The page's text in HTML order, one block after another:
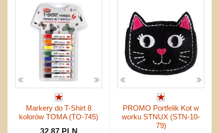
Markery do T-Shirt 8
kolorów TOMA (TO-745)
32.87 PLN
PROMO Portfelik Kot w
worku STNUX (STN-10-
79)